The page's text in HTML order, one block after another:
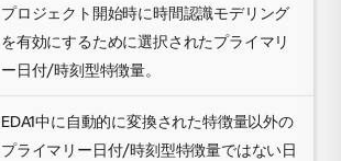
プロジェクト開始時に時間認識モデリング
を有効にするために選択されたプライマリ
ー日付/時刻型特徴量。
EDA1中に自動的に変換された特徴量以外の
プライマリー日付/時刻型特徴量ではない日